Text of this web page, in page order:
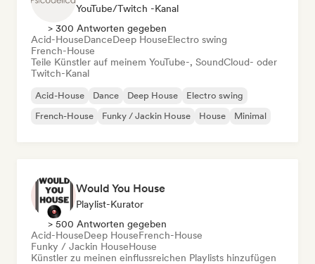
YouTube/Twitch -Kanal
> 300 Antworten gegeben
Acid-HouseDanceDeep HouseElectro swing
French-House
Teile Künstler auf meinem YouTube-, SoundCloud- oder
Twitch-Kanal
Acid-House Dance Deep House
Electro swing
French-House
Funky / Jackin House House Minimal
Would You House
Playlist-Kurator
> 500 Antworten gegeben
Acid-HouseDeep HouseFrench-House
Funky / Jackin HouseHouse
Künstler zu meinen einflussreichen Playlists hinzufügen